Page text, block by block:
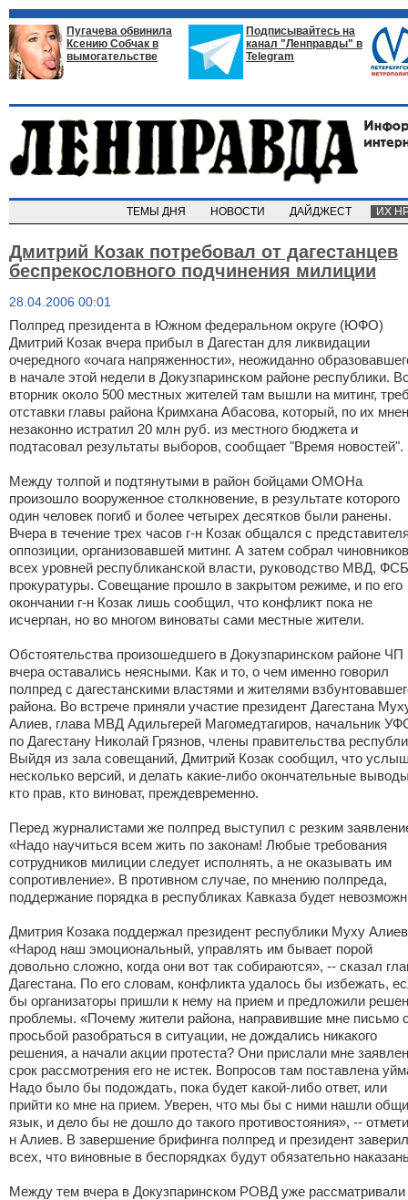
Пугачева обвинила
Ксению Собчак в
вымогательстве
Подписывайтесь на
канал "Ленправды" в
Telegram
ТЕМЫ ДНЯ НОВОСТИ ДАЙДЖЕСТ ИХ
Дмитрий Козак потребовал от дагестанцев
беспрекословного подчинения милиции
28.04.2006 00:01
Полпред президента в Южном федеральном округе (ЮФО)
Дмитрий Козак вчера прибыл в Дагестан для ликвидации
очередного «очага напряженности», неожиданно
в начале этой недели в Докузпаринском районе республики.
вторник около 500 местных жителей там вышли на митинг,
отставки главы района Кримхана Абасова, который, по их
незаконно истратил 20 млн руб. из местного бюджета и
подтасовал результаты выборов, сообщает "Время новостей".
Между толпой и подтянутыми в район бойцами ОМОНа
произошло вооруженное столкновение, в результате которого
один человек погиб и более четырех десятков были ранены.
Вчера в течение трех часов г-н Козак общался с
оппозиции, организовавшей митинг. А затем собрал чиновников
всех уровней республиканской власти, руководство МВД,
прокуратуры. Совещание прошло в закрытом режиме, и по его
окончании г-н Козак лишь сообщил, что конфликт пока не
исчерпан, но во многом виноваты сами местные жители.
Обстоятельства произошедшего в Докузпаринском районе ЧП
вчера оставались неясными. Как и то, о чем именно говорил
полпред с дагестанскими властями и жителями
района. Во встрече приняли участие президент Дагестана
Алиев, глава МВД Адильгерей Магомедтагиров, начальник
по Дагестану Николай Грязнов, члены правительства
Выйдя из зала совещаний, Дмитрий Козак сообщил, что
несколько версий, и делать какие-либо окончательные
кто прав, кто виноват, преждевременно.
Перед журналистами же полпред выступил с резким
«Надо научиться всем жить по законам! Любые требования
сотрудников милиции следует исполнять, а не оказывать им
сопротивление». В противном случае, по мнению полпреда,
поддержание порядка в республиках Кавказа будет
Дмитрия Козака поддержал президент республики Муху
«Народ наш эмоциональный, управлять им бывает порой
довольно сложно, когда они вот так собираются», -- сказал
Дагестана. По его словам, конфликта удалось бы избежать,
бы организаторы пришли к нему на прием и предложили
проблемы. «Почему жители района, направившие мне письмо
просьбой разобраться в ситуации, не дождались никакого
решения, а начали акции протеста? Они прислали мне
срок рассмотрения его не истек. Вопросов там поставлена
Надо было бы подождать, пока будет какой-либо ответ, или
прийти ко мне на прием. Уверен, что мы бы с ними нашли
язык, и дело бы не дошло до такого противостояния», --
н Алиев. В завершение брифинга полпред и президент
всех, что виновные в беспорядках будут обязательно
Между тем вчера в Докузпаринском РОВД уже рассматривали